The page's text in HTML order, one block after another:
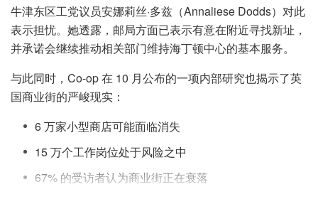
牛津东区工党议员安娜莉丝·多兹（Annaliese Dodds）对此
表示担忧。她透露，邮局方面已表示有意在附近寻找新址，
并承诺会继续推动相关部门维持海丁顿中心的基本服务。
与此同时，Co-op 在 10 月公布的一项内部研究也揭示了英
国商业街的严峻现实：
6 万家小型商店可能面临消失
15 万个工作岗位处于风险之中
67% 的受访者认为商业街正在衰落